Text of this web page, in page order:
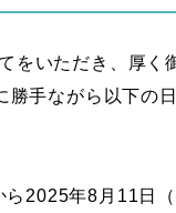
をいただき、厚く
勝手ながら以下の
2025年8月11日